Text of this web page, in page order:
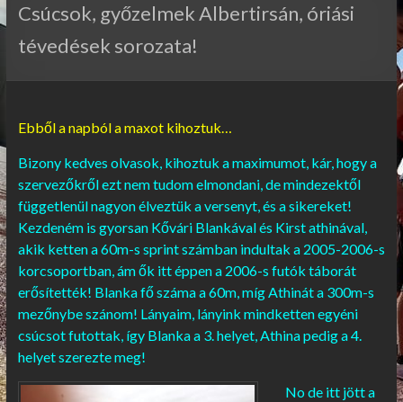
Csúcsok, győzelmek Albertirsán, óriási
tévedések sorozata!
Ebből a napból a maxot kihoztuk…
Bizony kedves olvasok, kihoztuk a maximumot, kár, hogy a
szervezőkről ezt nem tudom elmondani, de mindezektől
függetlenül nagyon élveztük a versenyt, és a sikereket!
Kezdeném is gyorsan Kővári Blankával és Kirst athinával,
akik ketten a 60m-s sprint számban indultak a 2005-2006-s
korcsoportban, ám ők itt éppen a 2006-s futók táborát
erősítették! Blanka fő száma a 60m, míg Athinát a 300m-s
mezőnybe szánom! Lányaim, lányink mindketten egyéni
csúcsot futottak, így Blanka a 3. helyet, Athina pedig a 4.
helyet szerezte meg!
No de itt jött a